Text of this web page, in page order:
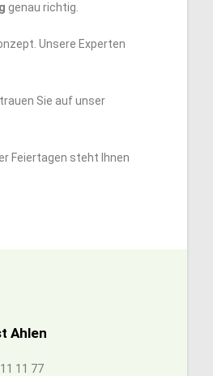
genau richtig.
Unsere Experten
Sie auf unser
Feiertagen steht Ihnen
Ahlen
11 77